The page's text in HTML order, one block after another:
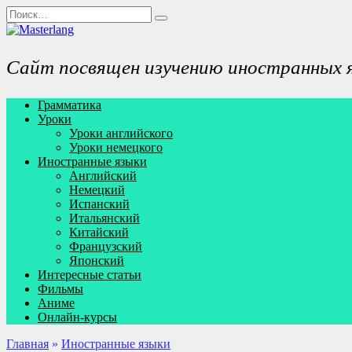
Перейти
к
содержанию
Search
for:
Сайт посвящен изучению иностранных
Грамматика
Уроки
Уроки английского
Уроки немецкого
Иностранные языки
Английский
Немецкий
Испанский
Итальянский
Китайский
Французский
Японский
Интересные статьи
Фильмы
Аниме
Онлайн-курсы
Главная » Иностранные языки